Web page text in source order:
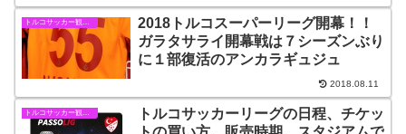
トルコサッカー観戦情報
2018トルコスーパーリーグ開幕！！
ガラタサライ開幕戦は７シーズンぶり
に１部復活のアンカラギュジュ
2018.08.11
トルコサッカー観戦情報
トルコサッカーリーグの日程、チケッ